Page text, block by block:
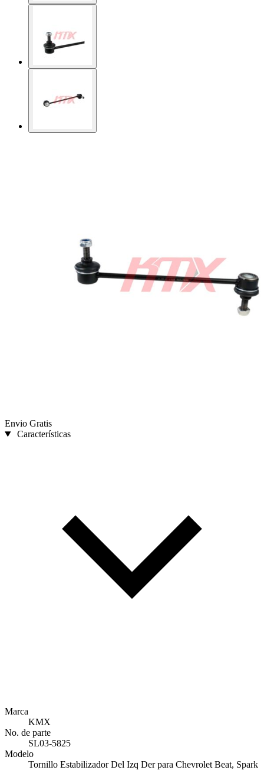
Envio Gratis
Características
Marca
KMX
No. de parte
SL03-5825
Modelo
Tornillo Estabilizador Del Izq Der para Chevrolet Beat, Spark